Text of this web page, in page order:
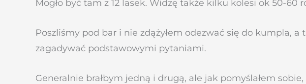
Mogło być tam z 12 lasek. Widzę także kilku kolesi ok 50-
Poszliśmy pod bar i nie zdążyłem odezwać się do kumpla, a
zagadywać podstawowymi pytaniami.
Generalnie brałbym jedną i drugą, ale jak pomyślałem